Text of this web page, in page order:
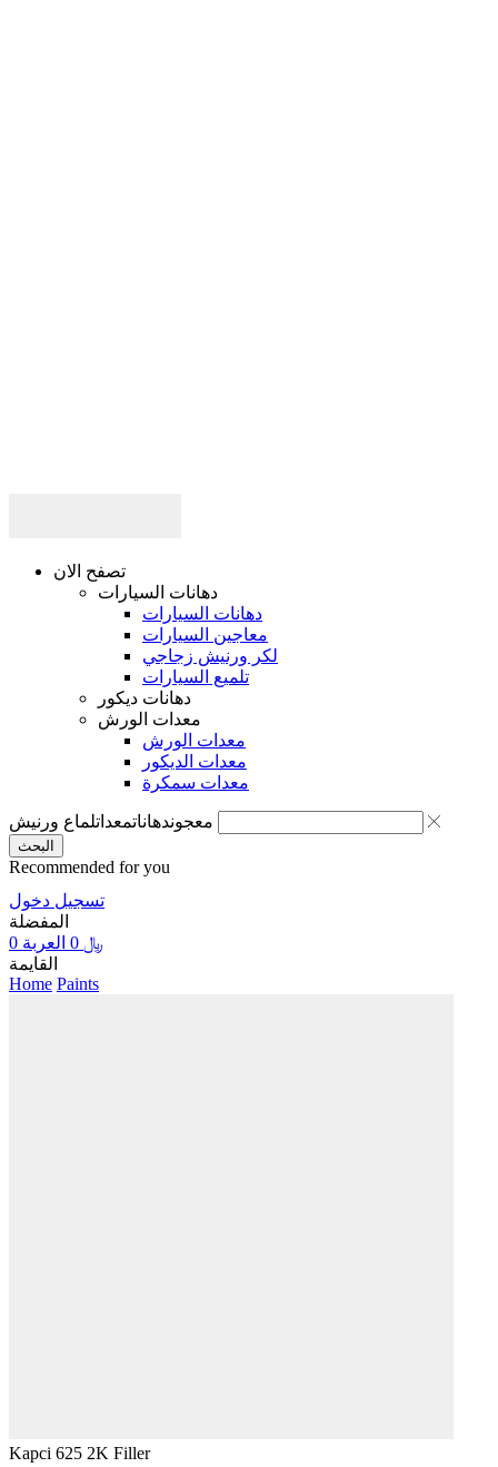
تصفح الان
دهانات السيارات
دهانات السيارات
معاجين السيارات
لكر ورنيش زجاجي
تلميع السيارات
دهانات ديكور
معدات الورش
معدات الورش
معدات الديكور
معدات سمكرة
معجوندهاناتمعداتلماع ورنيش
البحث
Recommended for you
تسجيل دخول
المفضلة
0
﷼
القايمة
Home Paints
Kapci 625 2K Filler